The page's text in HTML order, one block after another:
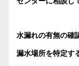
水漏れの有無の確
漏水場所を特定す